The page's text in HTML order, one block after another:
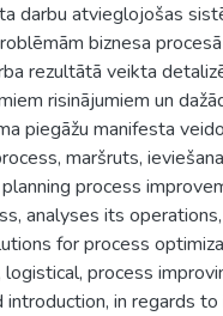
darbu atvieglojošas
biznesa
rezultātā veikta
risinājumiem un
piegāžu manifesta
maršruts,
process
analyses its
for process
process
in regards